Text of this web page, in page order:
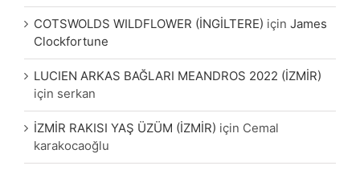
COTSWOLDS WILDFLOWER (İNGİLTERE) için James
Clockfortune
LUCIEN ARKAS BAĞLARI MEANDROS 2022 (İZMİR)
için serkan
İZMİR RAKISI YAŞ ÜZÜM (İZMİR) için Cemal
karakocaoğlu